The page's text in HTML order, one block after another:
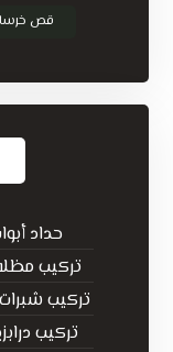
قص
حداد
تركيب مظلات
تركيب شبرات
تركيب